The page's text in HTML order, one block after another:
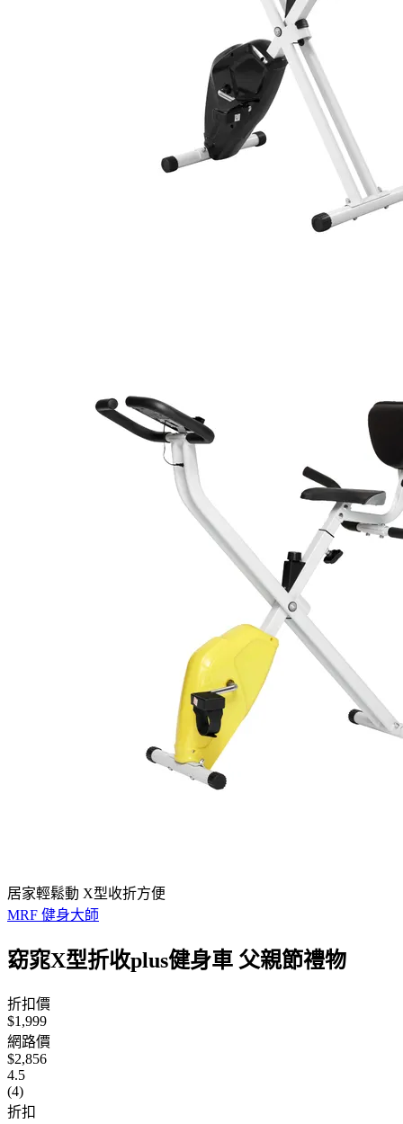
居家輕鬆動 X型收折方便
MRF 健身大師
窈窕X型折收plus健身車 父親節禮物
折扣價
$1,999
網路價
$2,856
4.5
(4)
折扣